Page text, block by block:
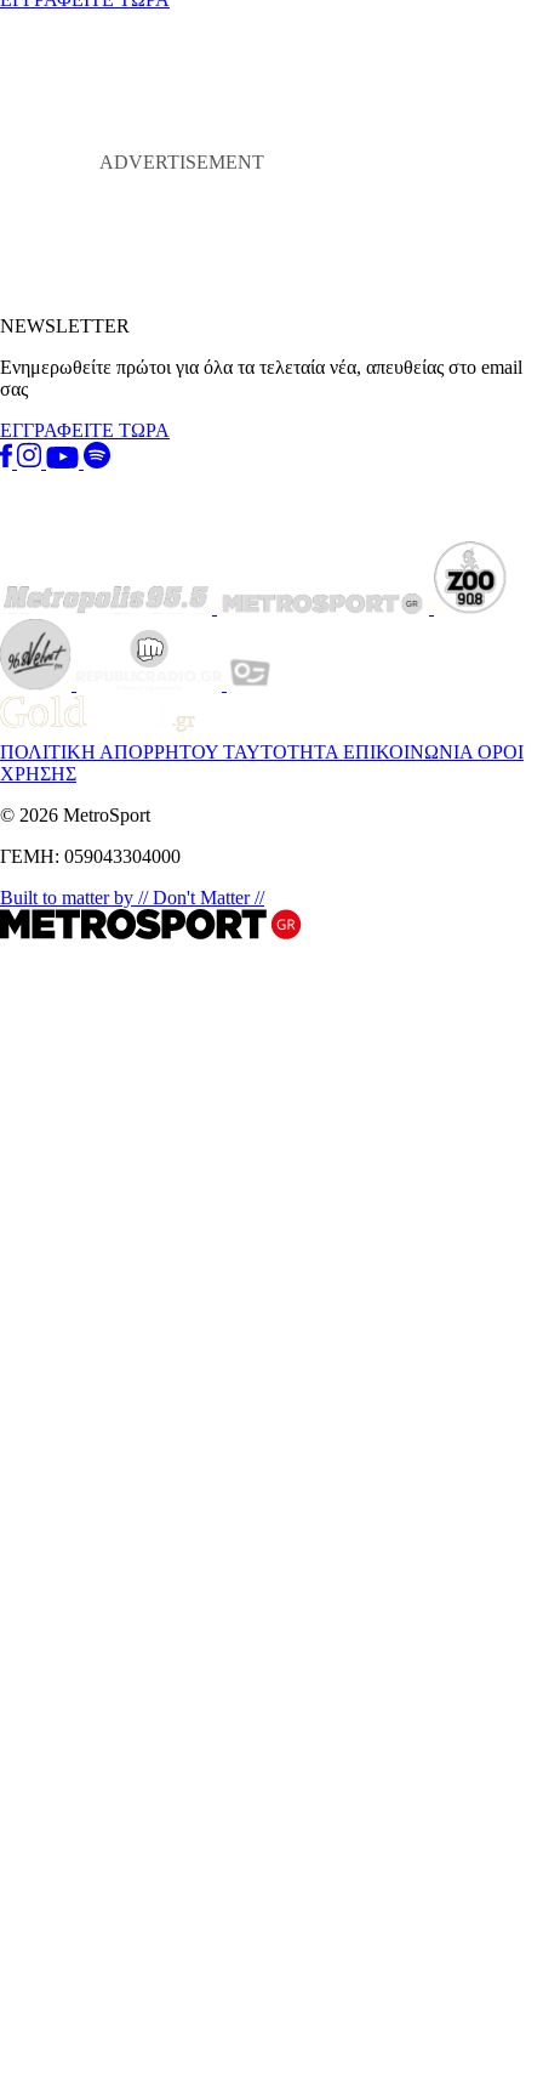
NEWSLETTER
Ενημερωθείτε πρώτοι για όλα τα τελεταία νέα, απευθείας στο email
σας
ΕΓΓΡΑΦΕΙΤΕ ΤΩΡΑ
ΠΟΛΙΤΙΚΗ ΑΠΟΡΡΗΤΟΥ ΤΑΥΤΟΤΗΤΑ ΕΠΙΚΟΙΝΩΝΙΑ ΟΡΟΙ
ΧΡΗΣΗΣ
© 2026 MetroSport
ΓΕΜΗ: 059043304000
Built to matter by // Don't Matter //